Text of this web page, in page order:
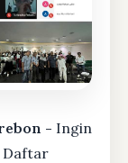
- Ingin
Daftar